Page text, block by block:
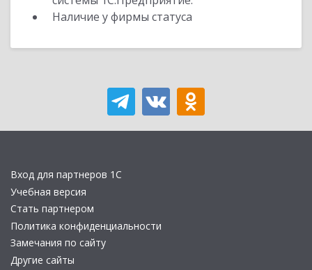
Наличие у фирмы статуса
Вход для партнеров 1С
Учебная версия
Стать партнером
Политика конфиденциальности
Замечания по сайту
Другие сайты